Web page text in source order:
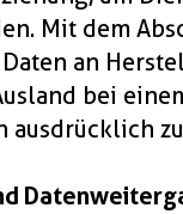
Mit dem
an
bei
ausdrücklich